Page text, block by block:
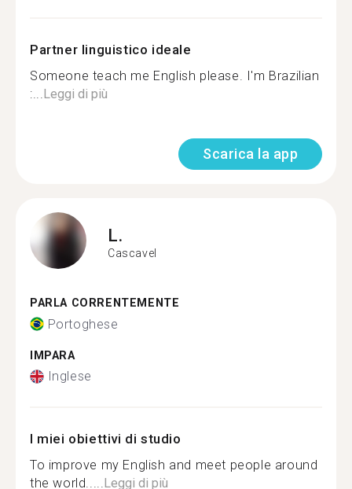
Partner linguistico ideale
Someone teach me English please. I'm Brazilian
:...Leggi di più
Scarica la app
L.
Cascavel
PARLA CORRENTEMENTE
Portoghese
IMPARA
Inglese
I miei obiettivi di studio
To improve my English and meet people around
the world.....Leggi di più